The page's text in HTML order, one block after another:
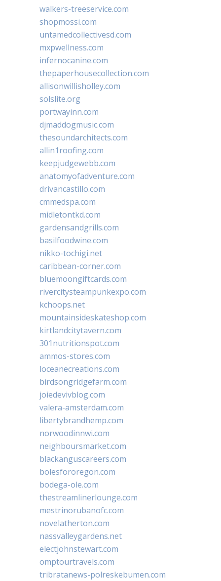
walkers-treeservice.com
shopmossi.com
untamedcollectivesd.com
mxpwellness.com
infernocanine.com
thepaperhousecollection.com
allisonwillisholley.com
solslite.org
portwayinn.com
djmaddogmusic.com
thesoundarchitects.com
allin1roofing.com
keepjudgewebb.com
anatomyofadventure.com
drivancastillo.com
cmmedspa.com
midletontkd.com
gardensandgrills.com
basilfoodwine.com
nikko-tochigi.net
caribbean-corner.com
bluemoongiftcards.com
rivercitysteampunkexpo.com
kchoops.net
mountainsideskateshop.com
kirtlandcitytavern.com
301nutritionspot.com
ammos-stores.com
loceanecreations.com
birdsongridgefarm.com
joiedevivblog.com
valera-amsterdam.com
libertybrandhemp.com
norwoodinnwi.com
neighboursmarket.com
blackanguscareers.com
bolesfororegon.com
bodega-ole.com
thestreamlinerlounge.com
mestrinorubanofc.com
novelatherton.com
nassvalleygardens.net
electjohnstewart.com
omptourtravels.com
tribratanews-polreskebumen.com